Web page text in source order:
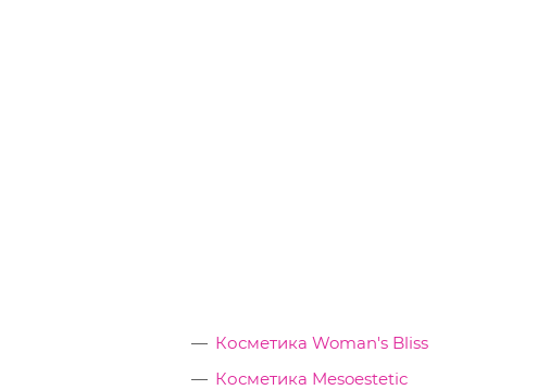
Косметика Woman's Bliss
Косметика Mesoestetic